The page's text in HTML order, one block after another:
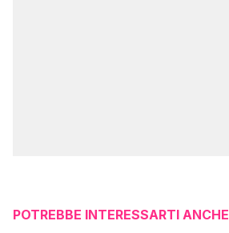
POTREBBE INTERESSARTI ANCHE